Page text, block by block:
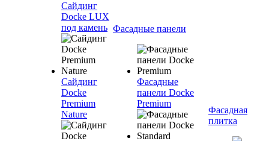
Сайдинг
Docke LUX
под камень
Сайдинг
Docke
Premium
Nature
Фасадные панели
Фасадные
панели Docke
Premium
Фасадная
плитка